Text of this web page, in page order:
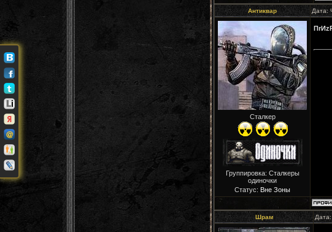
Антиквар Дата:
Сталкер
Группировка: Сталкеры
одиночки
Статус: Вне Зоны
Шрам